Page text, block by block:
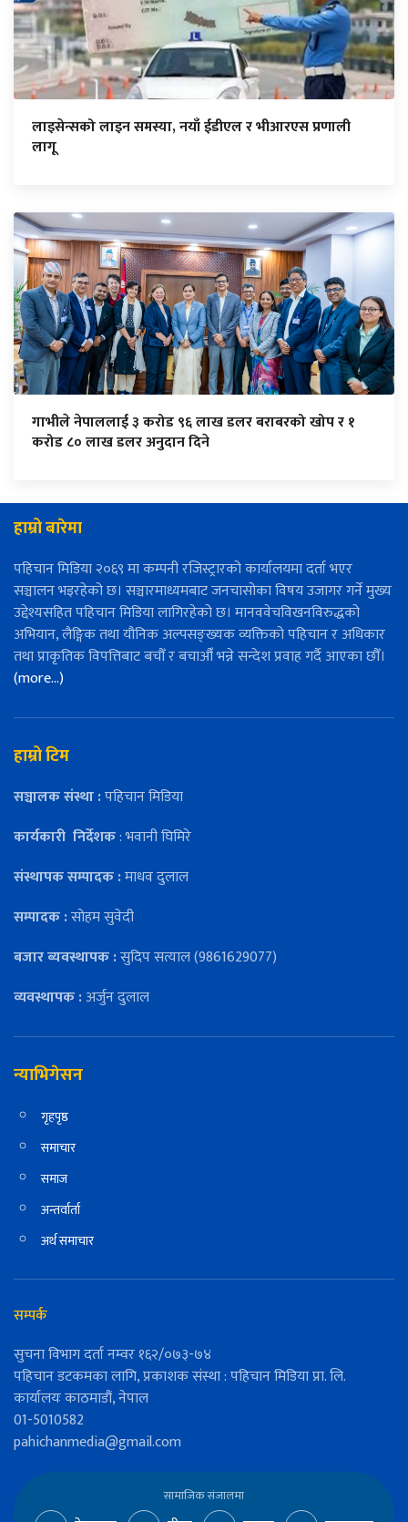
लाइसेन्सको लाइन समस्या, नयाँ ईडीएल र भीआरएस प्रणाली
लागू
गाभीले नेपाललाई ३ करोड ९६ लाख डलर बराबरको खोप र १
करोड ८० लाख डलर अनुदान दिने
हाम्रो बारेमा
पहिचान मिडिया २०६९ मा कम्पनी रजिस्ट्रारको कार्यालयमा दर्ता भएर
सञ्चालन भइरहेको छ। सञ्चारमाध्यमबाट जनचासोका विषय उजागर गर्ने मुख्य
उद्देश्यसहित पहिचान मिडिया लागिरहेको छ। मानववेचविखनविरुद्धको
अभियान, लैङ्गिक तथा यौनिक अल्पसङ्ख्यक व्यक्तिको पहिचान र अधिकार
तथा प्राकृतिक विपत्तिबाट बचौँ र बचाऔँ भन्ने सन्देश प्रवाह गर्दै आएका छौँ।
(more…)
हाम्रो टिम
सञ्चालक संस्था :पहिचान मिडिया
कार्यकारी निर्देशक: भवानी घिमिरे
संस्थापक सम्पादक :माधव दुलाल
सम्पादक :सोहम सुवेदी
बजार ब्यवस्थापक :सुदिप सत्याल (9861629077)
व्यवस्थापक :अर्जुन दुलाल
न्याभिगेसन
गृहपृष्ठ
समाचार
समाज
अन्तर्वार्ता
अर्थ समाचार
सम्पर्क
सुचना विभाग दर्ता नम्वर १६२/०७३-७४
पहिचान डटकमका लागि, प्रकाशक संस्था : पहिचान मिडिया प्रा. लि.
कार्यालयः काठमाडौं, नेपाल
01-5010582
pahichanmedia@gmail.com
सामाजिक संजालमा